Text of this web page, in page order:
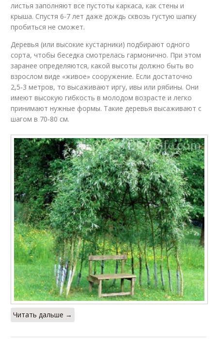
листья заполняют все пустоты каркаса, как стены и
крыша. Спустя 6-7 лет даже дождь сквозь густую шапку
пробиться не сможет.
Деревья (или высокие кустарники) подбирают одного
сорта, чтобы беседка смотрелась гармонично. При этом
заранее определяются, какой высоты должно быть во
взрослом виде «живое» сооружение. Если достаточно
2,5-3 метров, то высаживают иргу, ивы или рябины. Они
имеют высокую гибкость в молодом возрасте и легко
принимают нужные формы. Такие деревья высаживают с
шагом в 70-80 см.
Читать дальше →